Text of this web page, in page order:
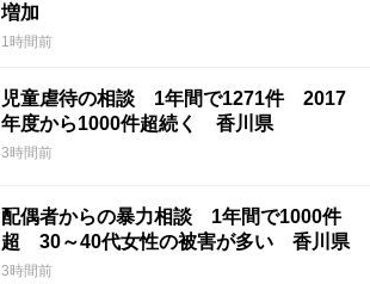
増加
1時間前
児童虐待の相談 1年間で1271件 2017
年度から1000件超続く 香川県
3時間前
配偶者からの暴力相談 1年間で1000件
超 30～40代女性の被害が多い 香川県
3時間前